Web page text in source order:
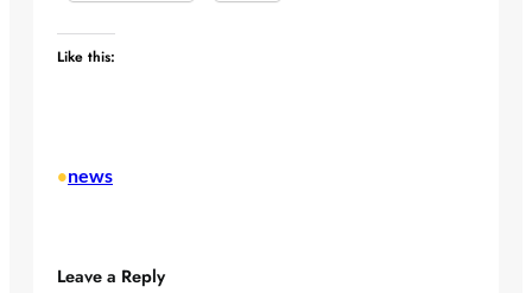
Like this:
•news
Leave a Reply